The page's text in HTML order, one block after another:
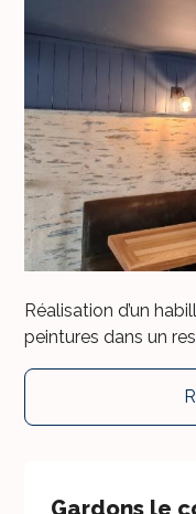
Réalisation d’un
peintures dans un